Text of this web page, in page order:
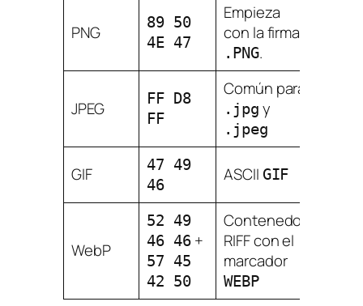
PNG
89 50
4E 47
Empieza
con la firma
.PNG.
JPEG
FF D8
FF
Común para
.jpg y
.jpeg
GIF
47 49
46
ASCII GIF
WebP
52 49
46 46+
57 45
42 50
Contenedor
RIFF con el
marcador
WEBP